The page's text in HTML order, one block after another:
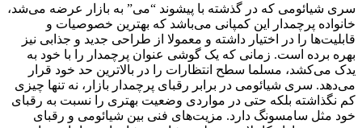
شیائومی که در گذشته با پیشوند “می” به بازار عرضه می‌شد،
پرچمدار این کمپانی می‌باشد که بهترین خصوصیات و
را در اختیار داشته و معمولا از طراحی جدید و جذابی نیز
برده است. زمانی ‌که یک گوشی عنوان پرچمدار را با خود به
می‌کشد، مسلما سطح انتظارات را در بالاترین حد خود قرار
سری شیائومی در برابر رقبای پرچمدار بازار، نه تنها چیزی
نگذاشته بلکه حتی در مواردی وضعیت بهتری را نسبت به رقبای
مثل سامسونگ دارد. مزیت‌های فنی بین شیائومی و رقبای